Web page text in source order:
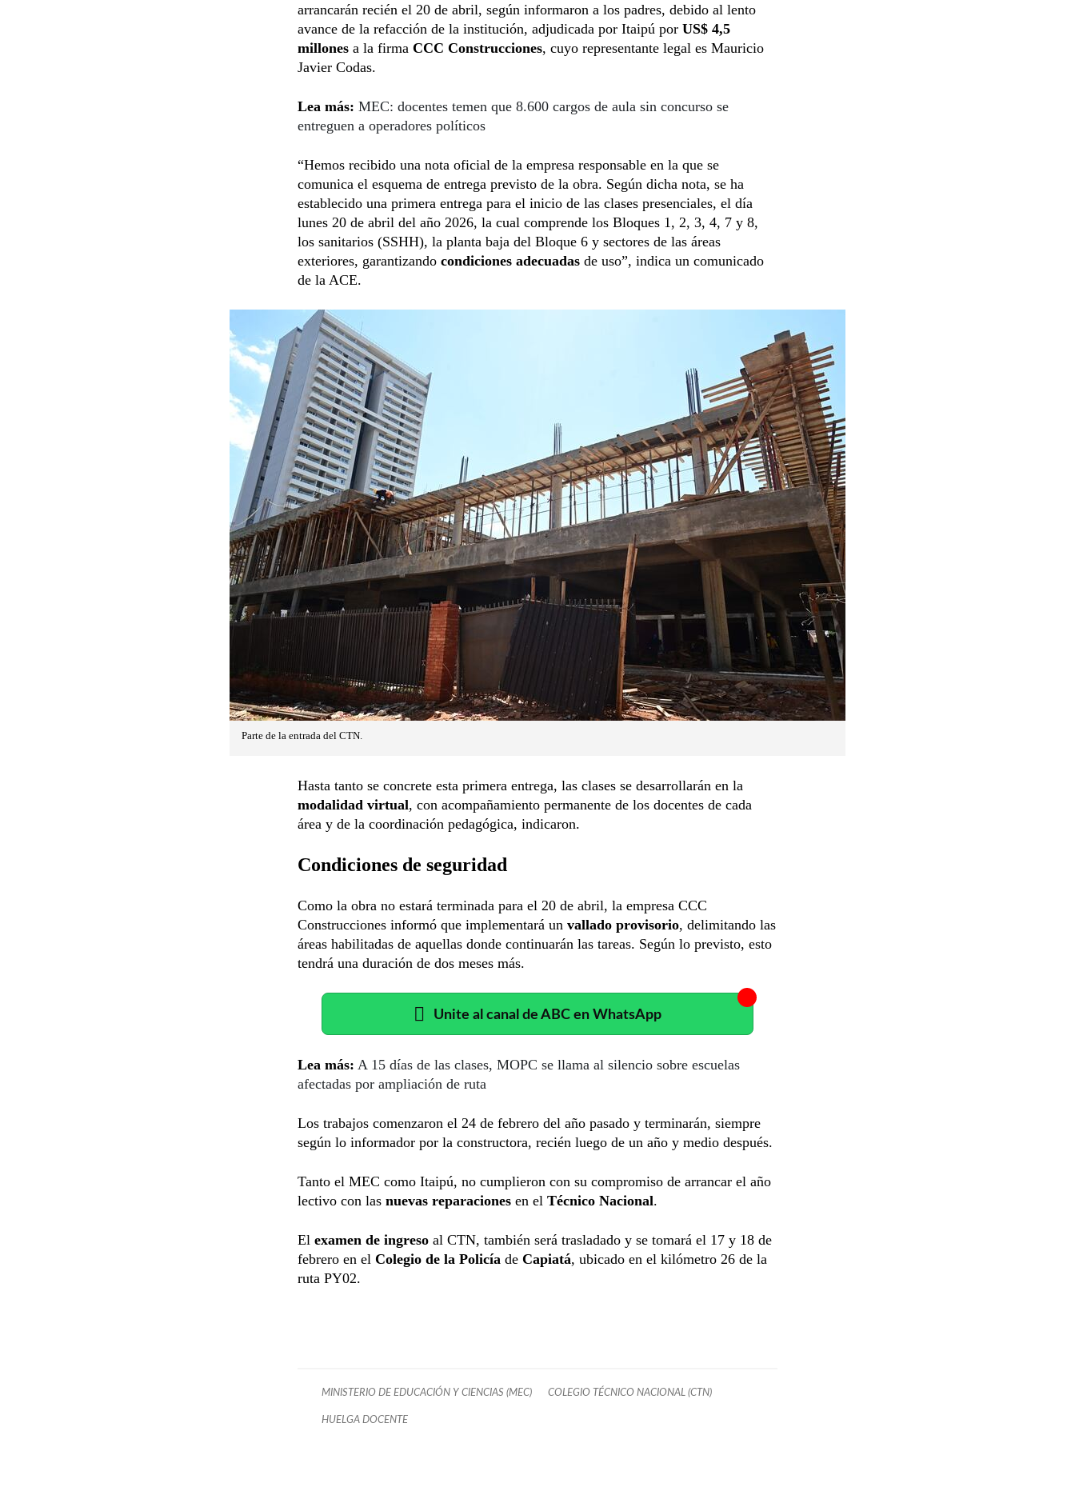
arrancarán recién el 20 de abril, según informaron a los padres, debido al lento
avance de la refacción de la institución, adjudicada por Itaipú por US$ 4,5
millones a la firma CCC Construcciones, cuyo representante legal es Mauricio
Javier Codas.
Lea más: MEC: docentes temen que 8.600 cargos de aula sin concurso se
entreguen a operadores políticos
“Hemos recibido una nota oficial de la empresa responsable en la que se
comunica el esquema de entrega previsto de la obra. Según dicha nota, se ha
establecido una primera entrega para el inicio de las clases presenciales, el día
lunes 20 de abril del año 2026, la cual comprende los Bloques 1, 2, 3, 4, 7 y 8,
los sanitarios (SSHH), la planta baja del Bloque 6 y sectores de las áreas
exteriores, garantizando condiciones adecuadas de uso”, indica un comunicado
de la ACE.
Parte de la entrada del CTN.
Hasta tanto se concrete esta primera entrega, las clases se desarrollarán en la
modalidad virtual, con acompañamiento permanente de los docentes de cada
área y de la coordinación pedagógica, indicaron.
Condiciones de seguridad
Como la obra no estará terminada para el 20 de abril, la empresa CCC
Construcciones informó que implementará un vallado provisorio, delimitando las
áreas habilitadas de aquellas donde continuarán las tareas. Según lo previsto, esto
tendrá una duración de dos meses más.
Unite al canal de ABC en WhatsApp
Lea más: A 15 días de las clases, MOPC se llama al silencio sobre escuelas
afectadas por ampliación de ruta
Los trabajos comenzaron el 24 de febrero del año pasado y terminarán, siempre
según lo informador por la constructora, recién luego de un año y medio después.
Tanto el MEC como Itaipú, no cumplieron con su compromiso de arrancar el año
lectivo con las nuevas reparaciones en el Técnico Nacional.
El examen de ingreso al CTN, también será trasladado y se tomará el 17 y 18 de
febrero en el Colegio de la Policía de Capiatá, ubicado en el kilómetro 26 de la
ruta PY02.
MINISTERIO DE EDUCACIÓN Y CIENCIAS (MEC) COLEGIO TÉCNICO NACIONAL (CTN)
HUELGA DOCENTE